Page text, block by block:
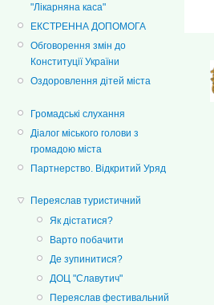
"Лікарняна каса"
ЕКСТРЕННА ДОПОМОГА
Обговорення змін до
Конституції України
Оздоровлення дітей міста
Громадські слухання
Діалог міського голови з
громадою міста
Партнерство. Відкритий Уряд
Переяслав туристичний
Як дістатися?
Варто побачити
Де зупинитися?
ДОЦ "Славутич"
Переяслав фестивальний